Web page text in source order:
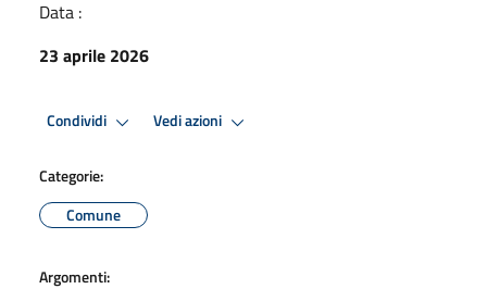
Data :
23 aprile 2026
Condividi Vedi azioni
Categorie:
Comune
Argomenti: